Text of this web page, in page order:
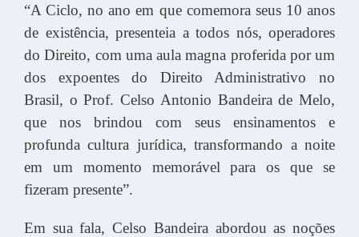
“A Ciclo, no ano em que comemora seus 10 anos
de existência, presenteia a todos nós, operadores
do Direito, com uma aula magna proferida por um
dos expoentes do Direito Administrativo no
Brasil, o Prof. Celso Antonio Bandeira de Melo,
que nos brindou com seus ensinamentos e
profunda cultura jurídica, transformando a noite
em um momento memorável para os que se
fizeram presente”.
Em sua fala, Celso Bandeira abordou as noções